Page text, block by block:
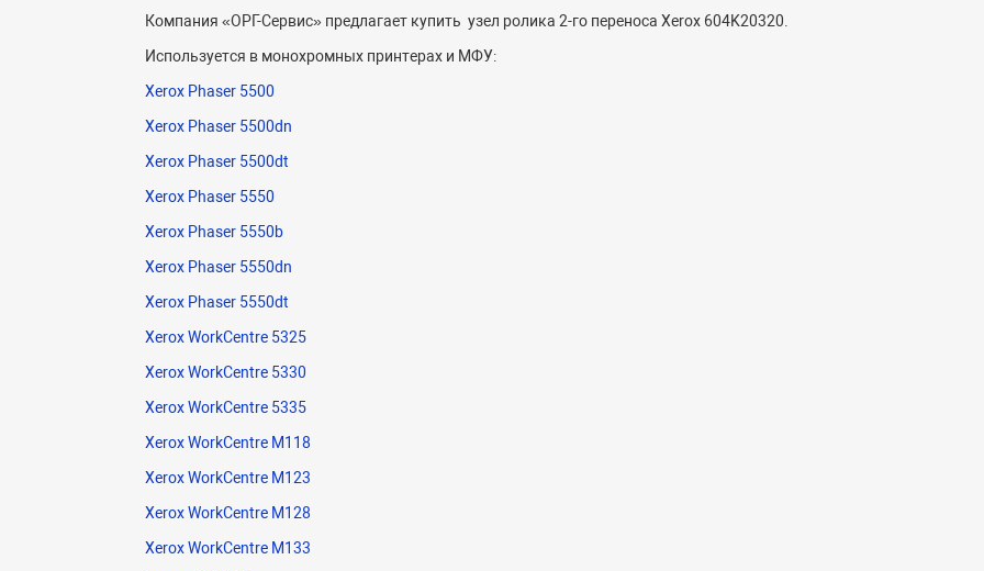
Компания «ОРГ-Сервис» предлагает купить узел ролика 2-го переноса Xerox 604K20320.
Используется в монохромных принтерах и МФУ:
Xerox Phaser 5500
Xerox Phaser 5500dn
Xerox Phaser 5500dt
Xerox Phaser 5550
Xerox Phaser 5550b
Xerox Phaser 5550dn
Xerox Phaser 5550dt
Xerox WorkCentre 5325
Xerox WorkCentre 5330
Xerox WorkCentre 5335
Xerox WorkCentre M118
Xerox WorkCentre M123
Xerox WorkCentre M128
Xerox WorkCentre M133